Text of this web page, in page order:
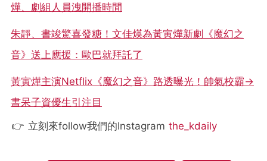
燁、劇組人員洩開播時間
朱靜、書竣驚喜發糖！文佳煐為黃寅燁新劇《魔幻之
音》送上應援：歐巴就拜託了
黃寅燁主演Netflix《魔幻之音》路透曝光！帥氣校霸→
書呆子資優生引注目
👉 立刻來follow我們的Instagram the_kdaily